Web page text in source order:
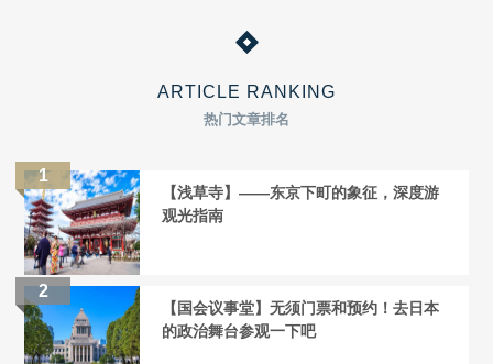
ARTICLE RANKING
热门文章排名
【浅草寺】——东京下町的象征，深度游
观光指南
【国会议事堂】无须门票和预约！去日本
的政治舞台参观一下吧